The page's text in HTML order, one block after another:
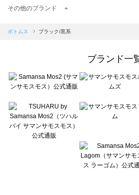
TSUHARU by Samansa Mos2（ツハルバイサマン
Samansa Mos2 blue（サマンサモスモス ブルー）の
sō4ū（ソウフォーユー）のボトムス一覧
Te chichi（テチチ）のボトムス一覧
Te chichi CLASSIC（テチチ クラシック）のボトム
Lugnoncure（ルノンキュール）のボトムス一覧
BETTY'S BLUE（べティーズブルー）のボトムス一覧
Wpc.（ワールドパーティー）のボトムス一覧
その他のブランド ＋
ボトムス ブラック/黒系
ブランド一